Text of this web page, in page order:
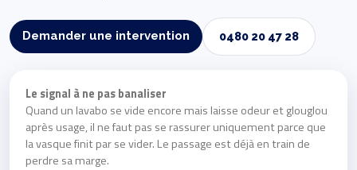
Demander une intervention 0480 20 47 28
Le signal à ne pas banaliser
Quand un lavabo se vide encore mais laisse odeur et glouglou
après usage, il ne faut pas se rassurer uniquement parce que
la vasque finit par se vider. Le passage est déjà en train de
perdre sa marge.